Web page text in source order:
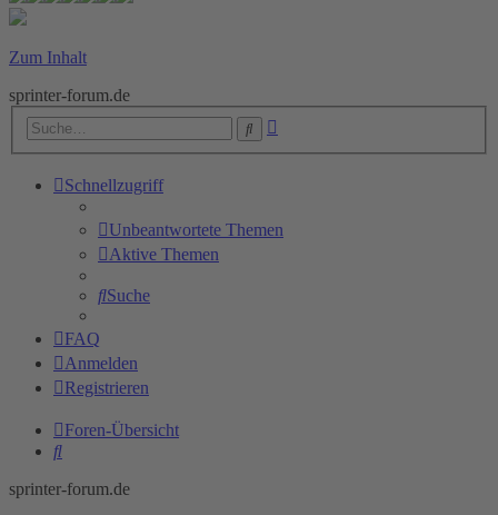
Zum Inhalt
sprinter-forum.de
Suche
Schnellzugriff
Unbeantwortete Themen
Aktive Themen
Suche
FAQ
Anmelden
Registrieren
Foren-Übersicht
Suche
sprinter-forum.de